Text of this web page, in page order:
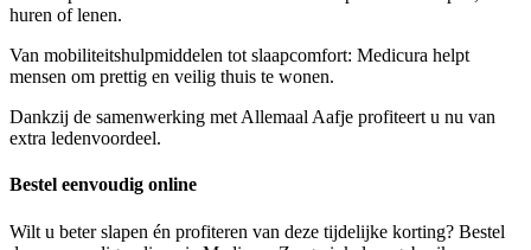
huren of lenen.
Van mobiliteitshulpmiddelen tot slaapcomfort: Medicura helpt
mensen om prettig en veilig thuis te wonen.
Dankzij de samenwerking met Allemaal Aafje profiteert u nu van
extra ledenvoordeel.
Bestel eenvoudig online
Wilt u beter slapen én profiteren van deze tijdelijke korting? Bestel